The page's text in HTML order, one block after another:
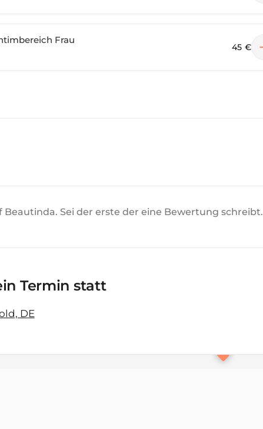
Frau
45 €
Beautinda. Sei der erste der eine Bewertung schreibt.
Termin statt
DE